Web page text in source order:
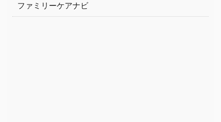
ファミリーケアナビ